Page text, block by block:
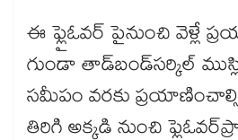
ఈ ఫ్లైఓవర్​ పైనుంచి వెళ్లే
గుండా తాడ్​బండ్​సర్కిల్
సమీపం వరకు
తిరిగి అక్కడి నుంచి